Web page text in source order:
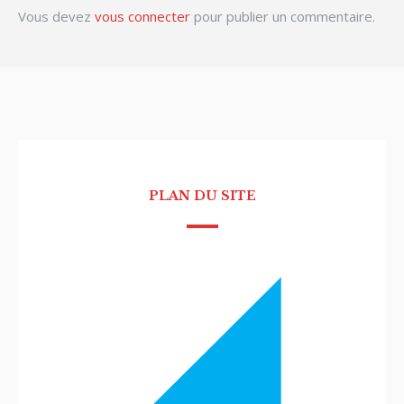
Vous devez vous connecter pour publier un commentaire.
PLAN DU SITE